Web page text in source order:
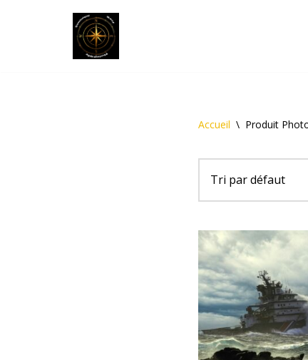
Accueil \ Produit